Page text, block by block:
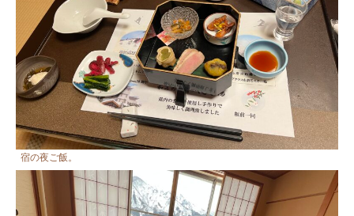
宿の夜ご飯。